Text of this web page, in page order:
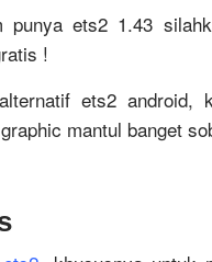
ets2 1.43
!
ets2 android,
mantul banget